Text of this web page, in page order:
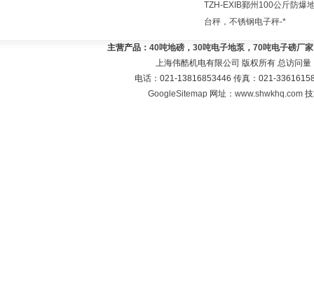
TZH-EXIB鄞州100公斤防爆
台秤，不锈钢电子秤-*
主营产品： 40吨地磅，30吨电子地泵，70吨电子磅厂
上海伟酷机电有限公司 版权所有 总访问量
电话：021-13816853446 传真：021-
GoogleSitemap 网址：www.shwkhq.com